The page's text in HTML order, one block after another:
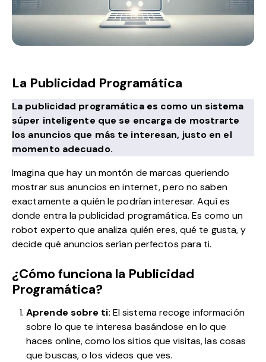
La Publicidad Programática
La publicidad programática es como un sistema
súper inteligente que se encarga de mostrarte
los anuncios que más te interesan, justo en el
momento adecuado.
Imagina que hay un montón de marcas queriendo
mostrar sus anuncios en internet, pero no saben
exactamente a quién le podrían interesar. Aquí es
donde entra la publicidad programática. Es como un
robot experto que analiza quién eres, qué te gusta, y
decide qué anuncios serían perfectos para ti.
¿Cómo funciona la Publicidad
Programática?
Aprende sobre ti: El sistema recoge información
sobre lo que te interesa basándose en lo que
haces online, como los sitios que visitas, las cosas
que buscas, o los videos que ves.